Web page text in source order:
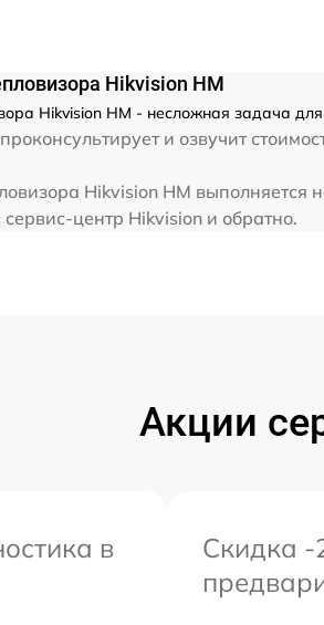
Hikvision HM
Hikvision HM - несложная задача
и озвучит
Hikvision HM
сервис-центр Hikvision и обратно.
Акции
в
Скидка -